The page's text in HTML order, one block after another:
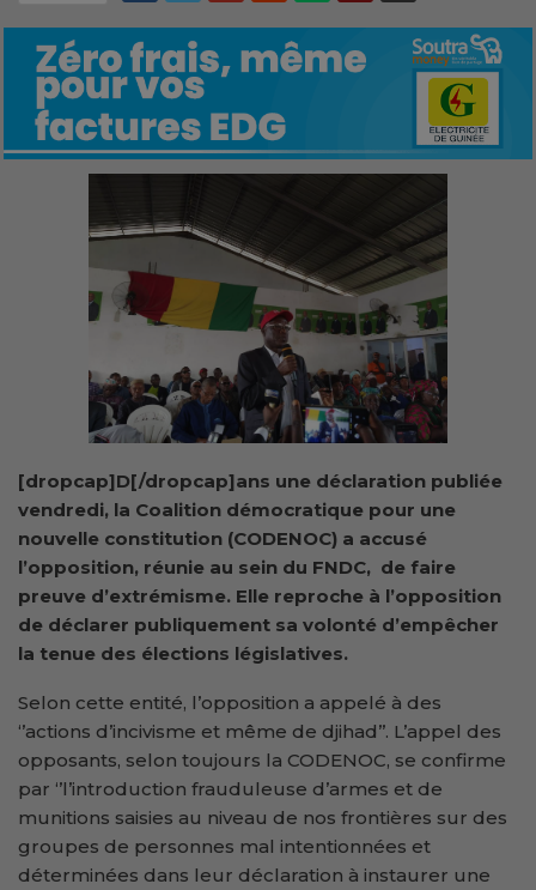
[dropcap]D[/dropcap]ans une déclaration publiée
vendredi, la Coalition démocratique pour une
nouvelle constitution (CODENOC) a accusé
l’opposition, réunie au sein du FNDC, de faire
preuve d’extrémisme. Elle reproche à l’opposition
de déclarer publiquement sa volonté d’empêcher
la tenue des élections législatives.
Selon cette entité, l’opposition a appelé à des
‘’actions d’incivisme et même de djihad’’. L’appel des
opposants, selon toujours la CODENOC, se confirme
par ‘’l’introduction frauduleuse d’armes et de
munitions saisies au niveau de nos frontières sur des
groupes de personnes mal intentionnées et
déterminées dans leur déclaration à instaurer une